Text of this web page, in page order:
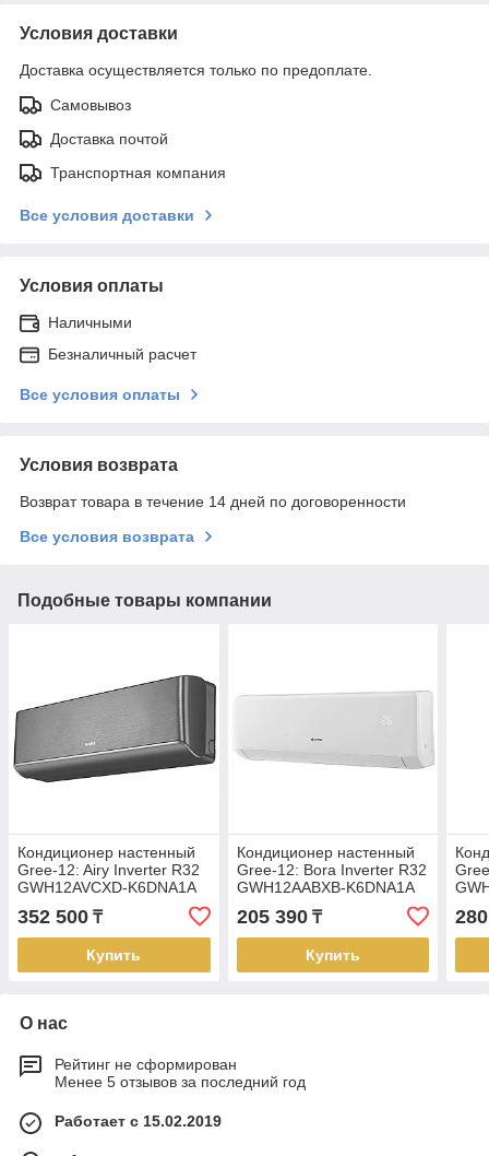
Условия доставки
Доставка осуществляется только по предоплате.
Самовывоз
Доставка почтой
Транспортная компания
Все условия доставки
Условия оплаты
Наличными
Безналичный расчет
Все условия оплаты
Условия возврата
Возврат товара в течение 14 дней по договоренности
Все условия возврата
Подобные товары компании
Кондиционер настенный
Gree-12: Airy Inverter R32
GWH12AVCXD-K6DNA1A
(без соединительной
инсталляции, Wi-Fi)
352 500 ₸
Купить
Кондиционер настенный
Gree-12: Bora Inverter R32
GWH12AABXB-K6DNA1A
(без соединительной
инсталляции, Wi-Fi)
205 390₸
Купить
О нас
Рейтинг не сформирован
Менее 5 отзывов за последний год
Работает с 15.02.2019